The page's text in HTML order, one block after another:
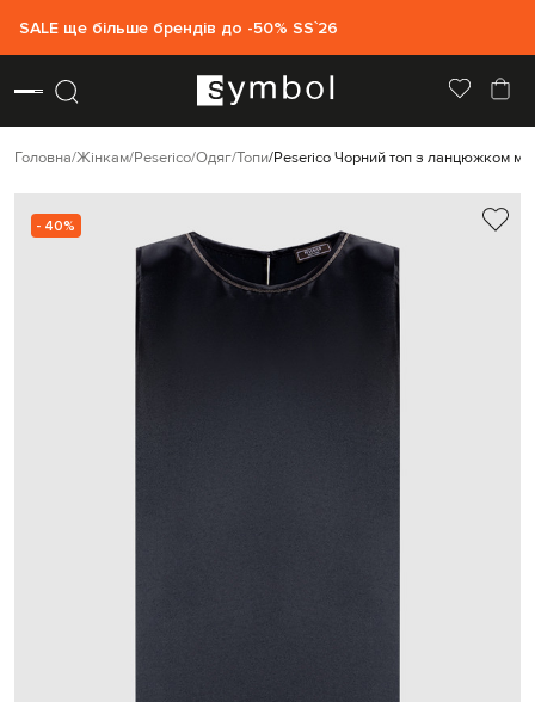
SALE ще більше брендів до -50% SS`26
Головна Жінкам Peserico Одяг Топи Peserico Чорний топ з ланцюжком
- 40%